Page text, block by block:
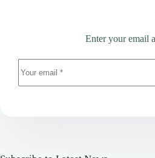
Enter your email